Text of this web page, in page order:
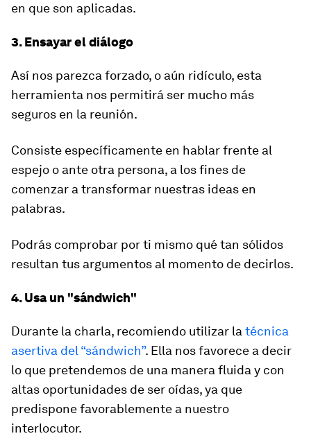
en que son aplicadas.
3. Ensayar el diálogo
Así nos parezca forzado, o aún ridículo, esta
herramienta nos permitirá ser mucho más
seguros en la reunión.
Consiste específicamente en hablar frente al
espejo o ante otra persona, a los fines de
comenzar a transformar nuestras ideas en
palabras.
Podrás comprobar por ti mismo qué tan sólidos
resultan tus argumentos al momento de decirlos.
4. Usa un "sándwich"
Durante la charla, recomiendo utilizar la técnica
asertiva del “sándwich”. Ella nos favorece a decir
lo que pretendemos de una manera fluida y con
altas oportunidades de ser oídas, ya que
predispone favorablemente a nuestro
interlocutor.